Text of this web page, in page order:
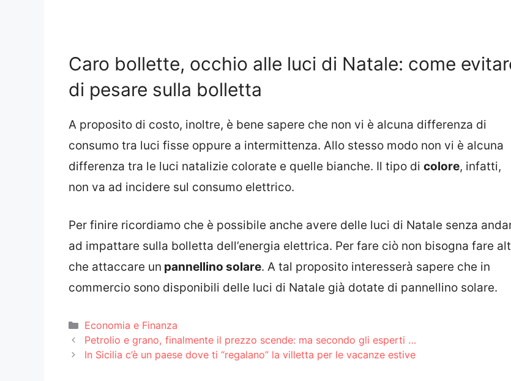
Caro bollette, occhio alle luci di Natale: come
di pesare sulla bolletta
A proposito di costo, inoltre, è bene sapere che non vi è alcuna differenza di
consumo tra luci fisse oppure a intermittenza. Allo stesso modo non vi è alcuna
differenza tra le luci natalizie colorate e quelle bianche. Il tipo di colore, infatti,
non va ad incidere sul consumo elettrico.
Per finire ricordiamo che è possibile anche avere delle luci di Natale senza
ad impattare sulla bolletta dell’energia elettrica. Per fare ciò non bisogna fare
che attaccare un pannellino solare. A tal proposito interesserà sapere che in
commercio sono disponibili delle luci di Natale già dotate di pannellino solare.
Categorie
Economia e Finanza
Petrolio e grano, finalmente il prezzo scende: ma secondo gli esperti …
In Sicilia c’è un paese dove ti “regalano” la villetta per le vacanze estive